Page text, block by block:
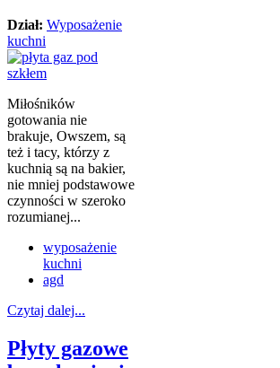
Dział: Wyposażenie
kuchni
Miłośników
gotowania nie
brakuje, Owszem, są
też i tacy, którzy z
kuchnią są na bakier,
nie mniej podstawowe
czynności w szeroko
rozumianej...
wyposażenie
kuchni
agd
Czytaj dalej...
Płyty gazowe